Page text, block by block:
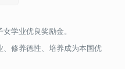
学业优良奖励金。
、修养德性、培养成为本国优